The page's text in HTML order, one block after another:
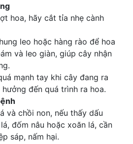
hoa, hãy cắt tỉa nhẹ cành
leo hoặc hàng rào để hoa
và leo giàn, giúp cây nhận
mạnh tay khi cây đang ra
hưởng đến quá trình ra hoa.
và chồi non, nếu thấy dấu
đốm nâu hoặc xoăn lá, cần
sáp, nấm hại.